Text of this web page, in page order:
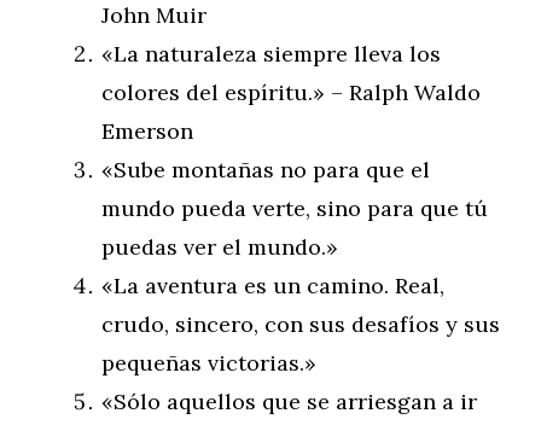
John Muir
«La naturaleza siempre lleva los
colores del espíritu.» – Ralph Waldo
Emerson
«Sube montañas no para que el
mundo pueda verte, sino para que tú
puedas ver el mundo.»
«La aventura es un camino. Real,
crudo, sincero, con sus desafíos y sus
pequeñas victorias.»
«Sólo aquellos que se arriesgan a ir